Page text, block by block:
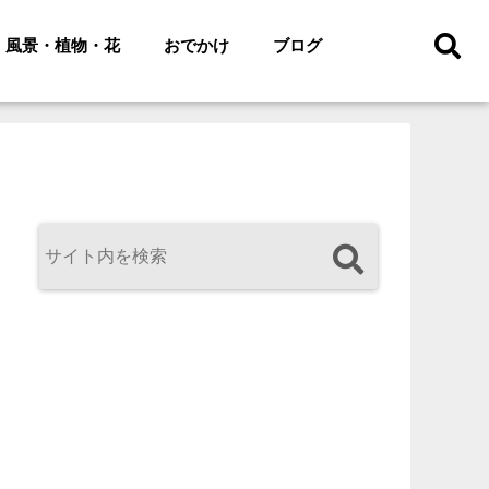
風景・植物・花 おでかけ ブログ